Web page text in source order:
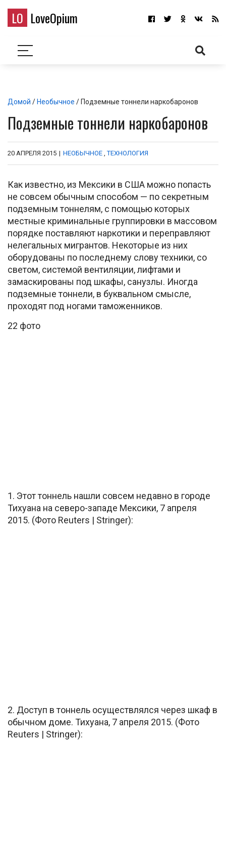
LO LoveOpium
Домой / Необычное / Подземные тоннели наркобаронов
Подземные тоннели наркобаронов
20 АПРЕЛЯ 2015 | НЕОБЫЧНОЕ ,ТЕХНОЛОГИЯ
Как известно, из Мексики в США можно попасть
не совсем обычным способом — по секретным
подземным тоннелям, с помощью которых
местные криминальные группировки в массовом
порядке поставляют наркотики и переправляют
нелегальных мигрантов. Некоторые из них
оборудованы по последнему слову техники, со
светом, системой вентиляции, лифтами и
замаскированы под шкафы, санузлы. Иногда
подземные тоннели, в буквальном смысле,
проходят под ногами таможенников.
22 фото
1. Этот тоннель нашли совсем недавно в городе
Тихуана на северо-западе Мексики, 7 апреля
2015. (Фото Reuters | Stringer):
2. Доступ в тоннель осуществлялся через шкаф в
обычном доме. Тихуана, 7 апреля 2015. (Фото
Reuters | Stringer):